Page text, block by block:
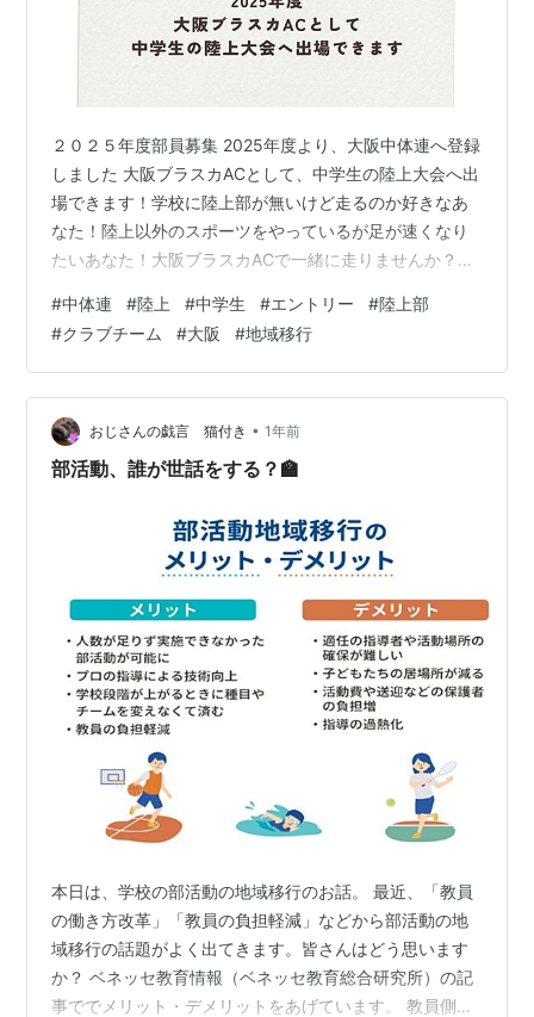
２０２５年度部員募集 2025年度より、大阪中体連へ登録
しました 大阪ブラスカACとして、中学生の陸上大会へ出
場できます！学校に陸上部が無いけど走るのか好きなあ
なた！陸上以外のスポーツをやっているが足が速くなり
たいあなた！大阪ブラスカACで一緒に走りませんか？陸
も募集しています。かけっこが速くなりたい人走るのが
好きな人 総勢10名のコーチと公認資格を持った指導者が
レベルにあわせて指導させて頂きます。随時、体験参加
募集しています。体験申込みは、下記の申込フォームか
らお願いします。 ▼▼体験申込フォームを作りました
▼▼ 下の画像を押してもらう…
#中体連 #陸上 #中学生 #エントリー #陸上部
#クラブチーム #大阪 #地域移行
おじさんの戯言 猫付き • 1年前
部活動、誰が世話をする？🏫
本日は、学校の部活動の地域移行のお話。 最近、「教員
の働き方改革」「教員の負担軽減」などから部活動の地
域移行の話題がよく出てきます。皆さんはどう思います
か？ ベネッセ教育情報（ベネッセ教育総合研究所）の記
事ででメリット・デメリットをあげています。 教員側か